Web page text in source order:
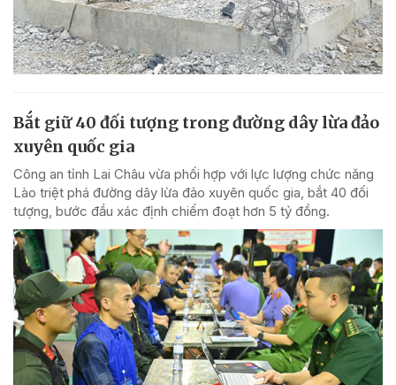
Bắt giữ 40 đối tượng trong đường dây lừa đảo
xuyên quốc gia
Công an tỉnh Lai Châu vừa phối hợp với lực lượng chức năng
Lào triệt phá đường dây lừa đảo xuyên quốc gia, bắt 40 đối
tượng, bước đầu xác định chiếm đoạt hơn 5 tỷ đồng.